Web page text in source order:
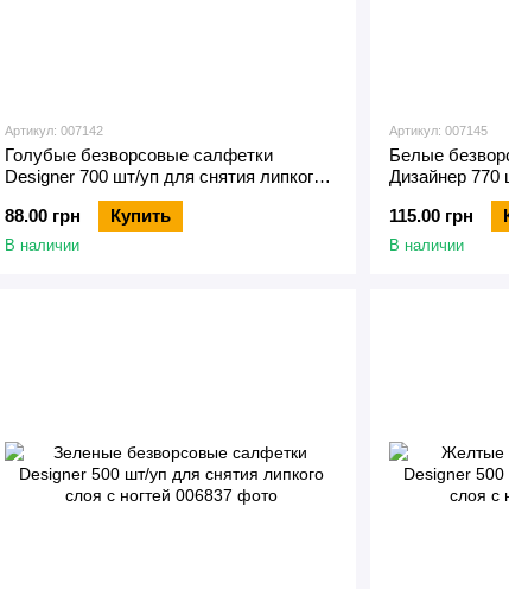
Артикул: 007142
Голубые безворсовые салфетки
Designer 700 шт/уп для снятия липкого
слоя с ногтей
88.00 грн
Купить
В наличии
Артикул: 007145
Белые
Дизайнер 770
слоя с ногтей
115.00 грн
В наличии